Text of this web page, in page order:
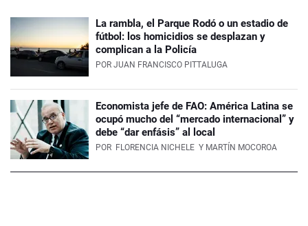
La rambla, el Parque Rodó o un estadio de
fútbol: los homicidios se desplazan y
complican a la Policía
POR JUAN FRANCISCO PITTALUGA
Economista jefe de FAO: América Latina se
ocupó mucho del “mercado internacional” y
debe “dar enfásis” al local
POR FLORENCIA NICHELE Y MARTÍN MOCOROA